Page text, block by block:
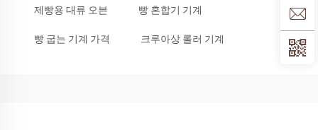
제빵용 대류 오븐 빵 혼합기 기계
빵 굽는 기계 가격 크루아상 롤러 기계